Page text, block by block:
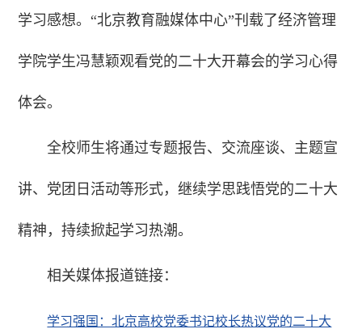
学习感想。“北京教育融媒体中心”刊载了经济管理
学院学生冯慧颖观看党的二十大开幕会的学习心得
体会。
全校师生将通过专题报告、交流座谈、主题宣
讲、党团日活动等形式，继续学思践悟党的二十大
精神，持续掀起学习热潮。
相关媒体报道链接：
学习强国：北京高校党委书记校长热议党的二十大